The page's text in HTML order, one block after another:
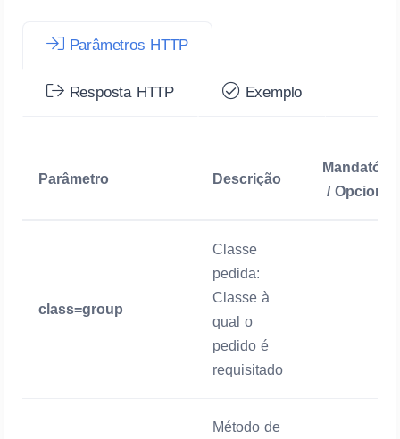
Parâmetros HTTP
Resposta HTTP Exemplo
Parâmetro Descrição
Mandatório
/ Opcional
class=group
Classe
pedida:
Classe à
qual o
pedido é
requisitado
Método de